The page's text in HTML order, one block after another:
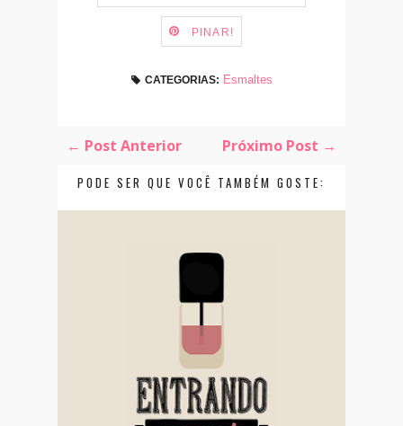
PINAR!
CATEGORIAS: Esmaltes
← Post Anterior Próximo Post →
PODE SER QUE VOCÊ TAMBÉM GOSTE: